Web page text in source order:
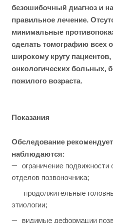
безошибочный диагноз и
правильное лечение.
минимальные
сделать томографию всех
широкому кругу
онкологических больных,
пожилого возраста.
Показания
Обследование
наблюдаются:
ограничение подвижности
отделов позвоночника;
продолжительные
этиологии;
видимые деформации